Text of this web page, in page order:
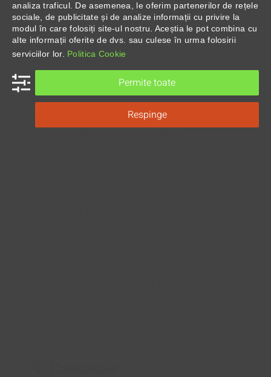
Hipnoza și sănătatea pielii
Un articol dinDermatology Timesdiscută despre
utilizarea hipnozei în dermatologie, menționând
că hipnoza poate fi benefică în tratarea unor
afecțiuni cutanate precum verucile, psoriazisul și
dermatita atopică. Deși nu se referă direct la
reducerea ridurilor, aceste informații sugerează că
hipnoza poate avea un impact pozitiv asupra
sănătății pielii în general.
analiza traficul. De asemenea, le oferim partenerilor de rețele
sociale, de publicitate și de analize informații cu privire la
modul în care folosiți site-ul nostru. Aceștia le pot combina cu
alte informații oferite de dvs. sau culese în urma folosirii
serviciilor lor. Politica Cookie
Permite toate
Respinge